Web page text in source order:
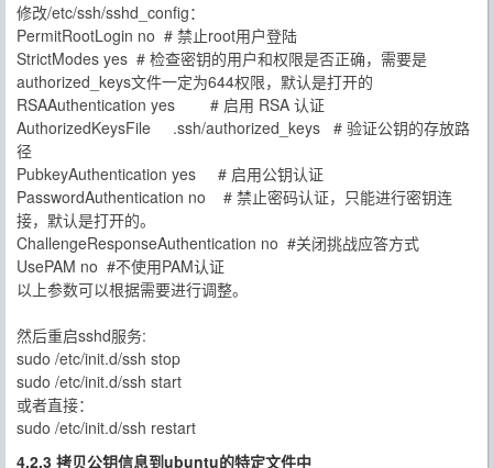
修改/etc/ssh/sshd_config：
PermitRootLogin no # 禁止root用户登陆
StrictModes yes # 检查密钥的用户和权限是否正确，需要是
authorized_keys文件一定为644权限，默认是打开的
RSAAuthentication yes # 启用 RSA 认证
AuthorizedKeysFile .ssh/authorized_keys # 验证公钥的存放路
径
PubkeyAuthentication yes # 启用公钥认证
PasswordAuthentication no # 禁止密码认证，只能进行密钥连
接，默认是打开的。
ChallengeResponseAuthentication no #关闭挑战应答方式
UsePAM no #不使用PAM认证
以上参数可以根据需要进行调整。
然后重启sshd服务:
sudo /etc/init.d/ssh stop
sudo /etc/init.d/ssh start
或者直接：
sudo /etc/init.d/ssh restart
4.2.3 拷贝公钥信息到ubuntu的特定文件中